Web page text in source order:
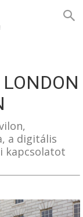
a digitális
kapcsolatot